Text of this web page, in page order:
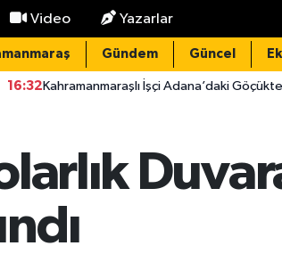
Video Yazarlar
Gündem Güncel
İşçi Adana’daki Göçükte Hayatını